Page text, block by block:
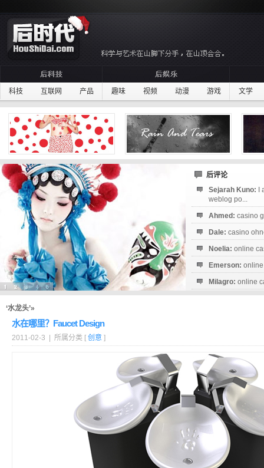
科技 互联网 产品 趣味 视频 动漫 游戏 文学
后评论
Sejarah Kuno:
weblog po...
Ahmed: casino
Dale: casino
Noelia: online
Emerson:
Milagro: online
‘水龙头’»
水在哪里？Faucet Design
2011-02-3 | 所属分类 [ 创意 ]